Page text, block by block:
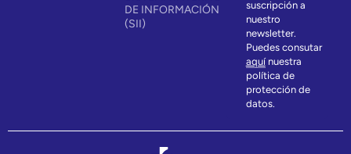
DE INFORMACIÓN
(SII)
suscripción a
nuestro
newsletter.
Puedes consutar
aquínuestra
política de
protección de
datos.